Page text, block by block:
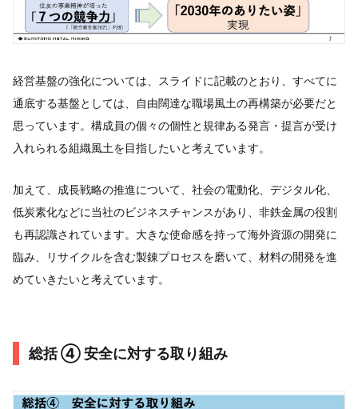
経営基盤の強化については、スライドに記載のとおり、すべてに
通底する基盤としては、自由闊達な職場風土の再構築が必要だと
思っています。構成員の個々の個性と規律ある発言・提言が受け
入れられる組織風土を目指したいと考えています。
加えて、成長戦略の推進について、社会の電動化、デジタル化、
低炭素化などに当社のビジネスチャンスがあり、非鉄金属の役割
も再認識されています。大きな使命感を持って海外資源の開発に
臨み、リサイクルを含む製錬プロセスを磨いて、材料の開発を進
めていきたいと考えています。
総括 ④ 安全に対する取り組み